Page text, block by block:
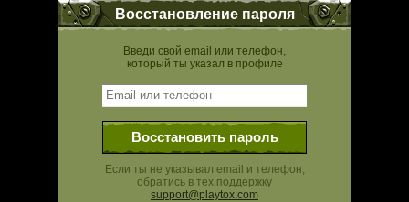
Восстановление пароля
Введи свой email или телефон,
который ты указал в профиле
Восстановить пароль
Если ты не указывал email и телефон,
обратись в тех.поддержку
support@playtox.com